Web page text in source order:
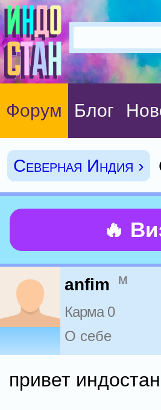
Форум Блог
Северная Индия ›
🔥
anfim м
Карма 0
О себе
привет